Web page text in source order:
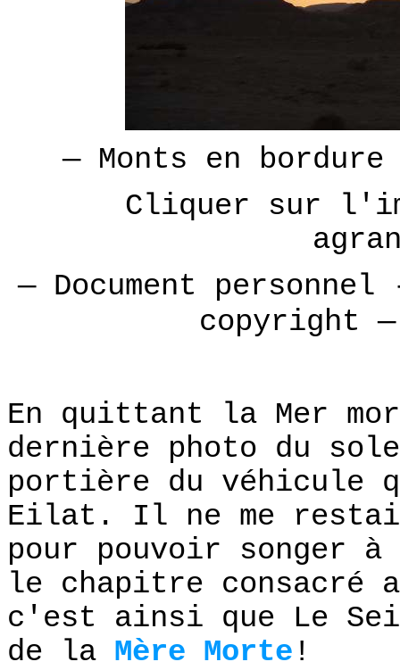
— Monts en
Cliquer sur
— Document
copyright
En quittant la Mer
dernière photo du
portière du véhicule
Eilat. Il ne me
pour pouvoir songer à
le chapitre consacré
c'est ainsi que Le
de la Mère Morte !